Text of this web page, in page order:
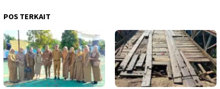
POS TERKAIT